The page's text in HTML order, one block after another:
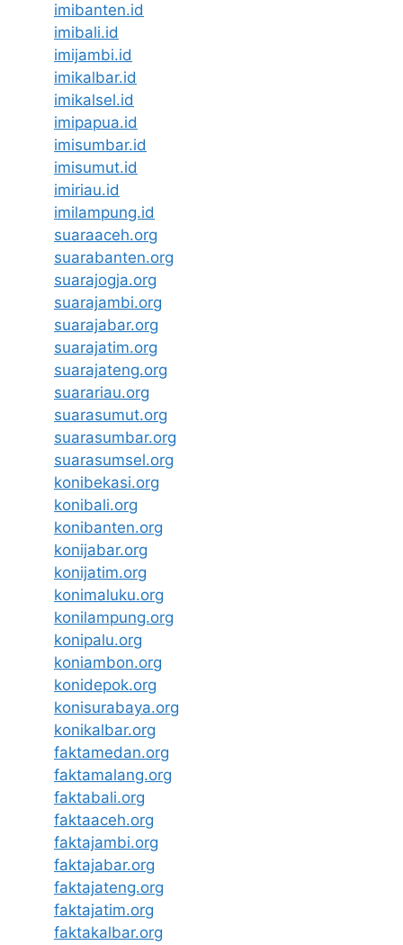
imibanten.id
imibali.id
imijambi.id
imikalbar.id
imikalsel.id
imipapua.id
imisumbar.id
imisumut.id
imiriau.id
imilampung.id
suaraaceh.org
suarabanten.org
suarajogja.org
suarajambi.org
suarajabar.org
suarajatim.org
suarajateng.org
suarariau.org
suarasumut.org
suarasumbar.org
suarasumsel.org
konibekasi.org
konibali.org
konibanten.org
konijabar.org
konijatim.org
konimaluku.org
konilampung.org
konipalu.org
koniambon.org
konidepok.org
konisurabaya.org
konikalbar.org
faktamedan.org
faktamalang.org
faktabali.org
faktaaceh.org
faktajambi.org
faktajabar.org
faktajateng.org
faktajatim.org
faktakalbar.org